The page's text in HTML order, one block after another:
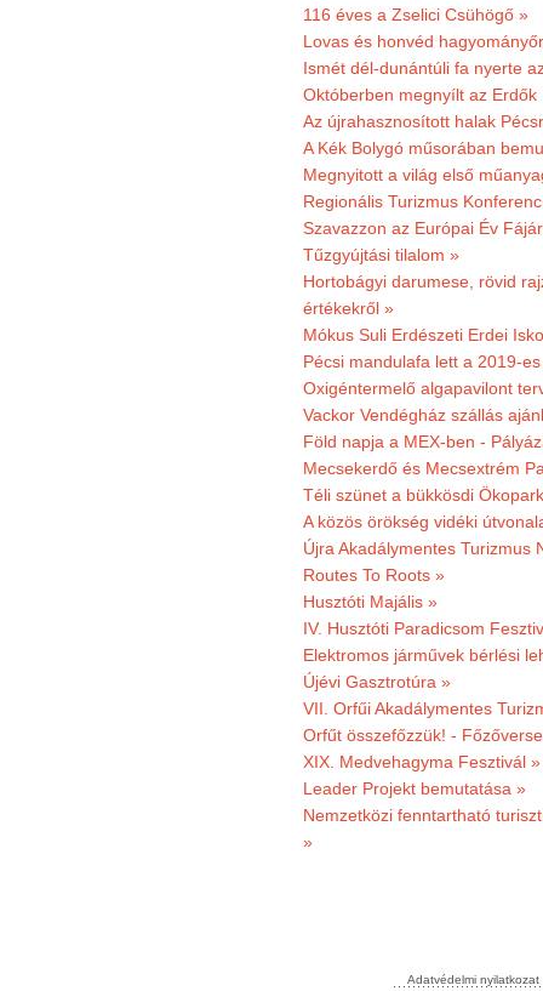
116 éves a Zselici Csühögő »
Lovas és honvéd
Ismét dél-dunántúli fa nyerte
Októberben megnyílt az
Az újrahasznosított halak
A Kék Bolygó műsorában
Megnyitott a világ első
Regionális Turizmus
Szavazzon az Európai Év
Tűzgyújtási tilalom »
Hortobágyi darumese, rövid
értékekről »
Mókus Suli Erdészeti Erdei
Pécsi mandulafa lett a 2019-
Oxigéntermelő algapavilont
Vackor Vendégház szállás
Föld napja a MEX-ben -
Mecsekerdő és Mecsextrém
Téli szünet a bükkösdi
A közös örökség vidéki
Újra Akadálymentes Turizmus
Routes To Roots »
Husztóti Majális »
IV. Husztóti Paradicsom
Elektromos járművek bérlési
Újévi Gasztrotúra »
VII. Orfűi Akadálymentes
Orfűt összefőzzük! -
XIX. Medvehagyma Fesztivál »
Leader Projekt bemutatása »
Nemzetközi fenntartható
»
Adatvédelmi nyilatkozat